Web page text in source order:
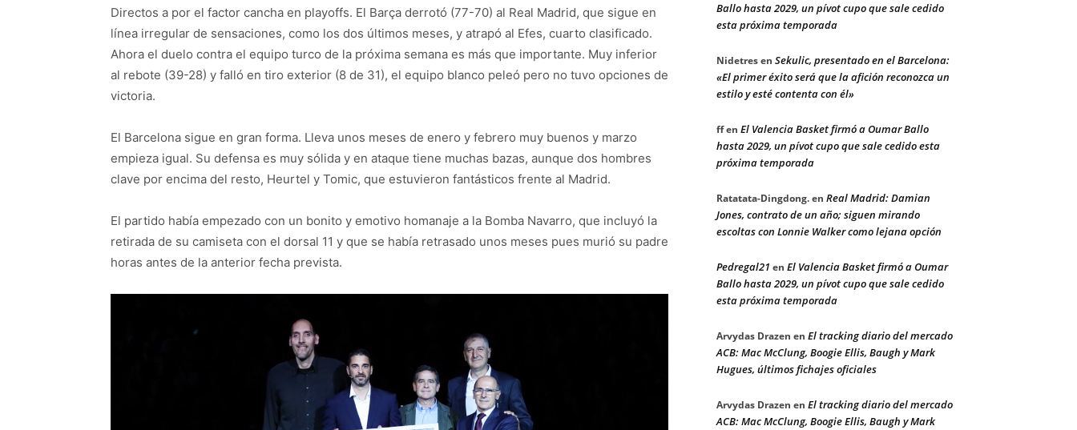
Directos a por el factor cancha en playoffs. El Barça derrotó (77-70) al Real Madrid, que sigue en
línea irregular de sensaciones, como los dos últimos meses, y atrapó al Efes, cuarto clasificado.
Ahora el duelo contra el equipo turco de la próxima semana es más que importante. Muy inferior
al rebote (39-28) y falló en tiro exterior (8 de 31), el equipo blanco peleó pero no tuvo opciones de
victoria.
El Barcelona sigue en gran forma. Lleva unos meses de enero y febrero muy buenos y marzo
empieza igual. Su defensa es muy sólida y en ataque tiene muchas bazas, aunque dos hombres
clave por encima del resto, Heurtel y Tomic, que estuvieron fantásticos frente al Madrid.
El partido había empezado con un bonito y emotivo homanaje a la Bomba Navarro, que incluyó la
retirada de su camiseta con el dorsal 11 y que se había retrasado unos meses pues murió su padre
horas antes de la anterior fecha prevista.
Ballo hasta 2029, un pívot cupo que sale cedido
esta próxima temporada
Nidetresen Sekulic, presentado en el Barcelona:
«El primer éxito será que la afición reconozca un
estilo y esté contenta con él»
ffen El Valencia Basket firmó a Oumar Ballo
hasta 2029, un pívot cupo que sale cedido esta
próxima temporada
Ratatata-Dingdong.en Real Madrid: Damian
Jones, contrato de un año; siguen mirando
escoltas con Lonnie Walker como lejana opción
Pedregal21 en El Valencia Basket firmó a Oumar
Ballo hasta 2029, un pívot cupo que sale cedido
esta próxima temporada
Arvydas Drazen en El tracking diario del mercado
ACB: Mac McClung, Boogie Ellis, Baugh y Mark
Hugues, últimos fichajes oficiales
Arvydas Drazen en El tracking diario del mercado
ACB: Mac McClung, Boogie Ellis, Baugh y Mark